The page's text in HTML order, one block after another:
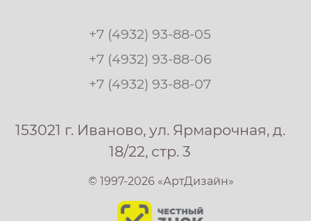
+7 (4932) 93-88-05
+7 (4932) 93-88-06
+7 (4932) 93-88-07
153021 г. Иваново, ул. Ярмарочная, д.
18/22, стр. 3
© 1997-2026 «АртДизайн»